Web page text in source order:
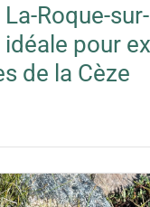
Roque-
idéale pour
de la Cèze